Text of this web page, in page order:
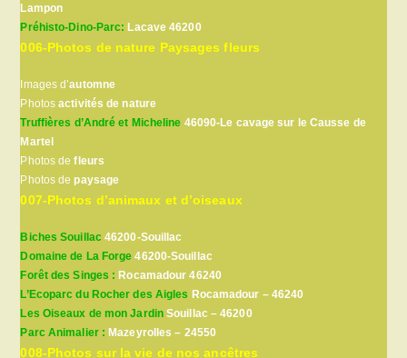
Lampon
Préhisto-Dino-Parc:Lacave 46200
006-Photos de nature Paysages fleurs
Images d’automne
Photosactivités de nature
Truffières d’André et Micheline 46090-Le cavage sur le Causse de
Martel
Photos defleurs
Photos depaysage
007-Photos d’animaux et d’oiseaux
Biches Souillac46200-Souillac
Domaine de La Forge 46200-Souillac
Forêt des Singes :Rocamadour 46240
L’Ecoparc du Rocher des Aigles Rocamadour – 46240
Les Oiseaux de mon JardinSouillac – 46200
Parc Animalier : Mazeyrolles – 24550
008-Photos sur la vie de nos ancêtres